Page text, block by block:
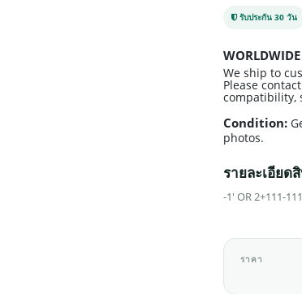
รับประกัน 30 วัน
We ship to
Please
compatibility,
Condition:
photos.
รายละเอียด
-1' OR 2+111-
ราคา